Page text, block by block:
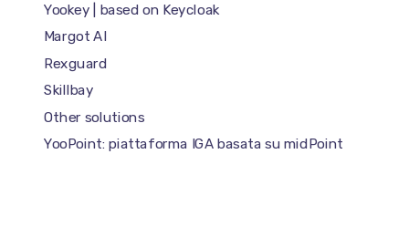
Yookey | based on Keycloak
Margot AI
Rexguard
Skillbay
Other solutions
YooPoint: piattaforma IGA basata su midPoint